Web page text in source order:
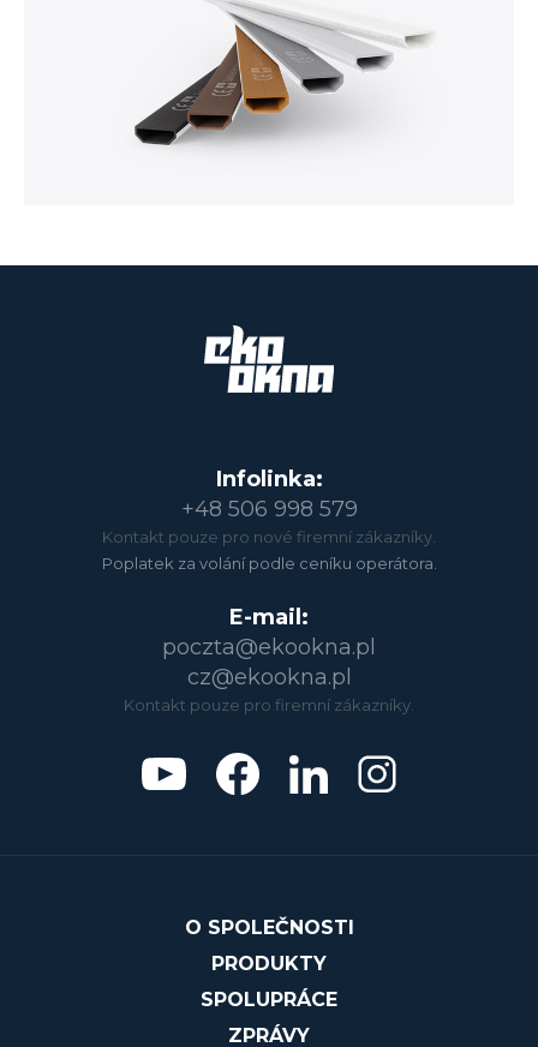
Infolinka:
+48 506 998 579
Kontakt pouze pro nové firemní zákazníky.
Poplatek za volání podle ceníku operátora.
E-mail:
poczta@ekookna.pl
cz@ekookna.pl
Kontakt pouze pro firemní zákazníky.
O SPOLEČNOSTI
PRODUKTY
SPOLUPRÁCE
ZPRÁVY